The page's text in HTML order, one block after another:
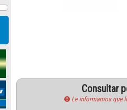
Consultar
Le informamos que